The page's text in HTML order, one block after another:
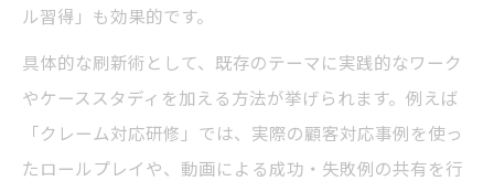
ル習得」も効果的です。
具体的な刷新術として、既存のテーマに実践的なワーク
やケーススタディを加える方法が挙げられます。例えば
「クレーム対応研修」では、実際の顧客対応事例を使っ
たロールプレイや、動画による成功・失敗例の共有を行